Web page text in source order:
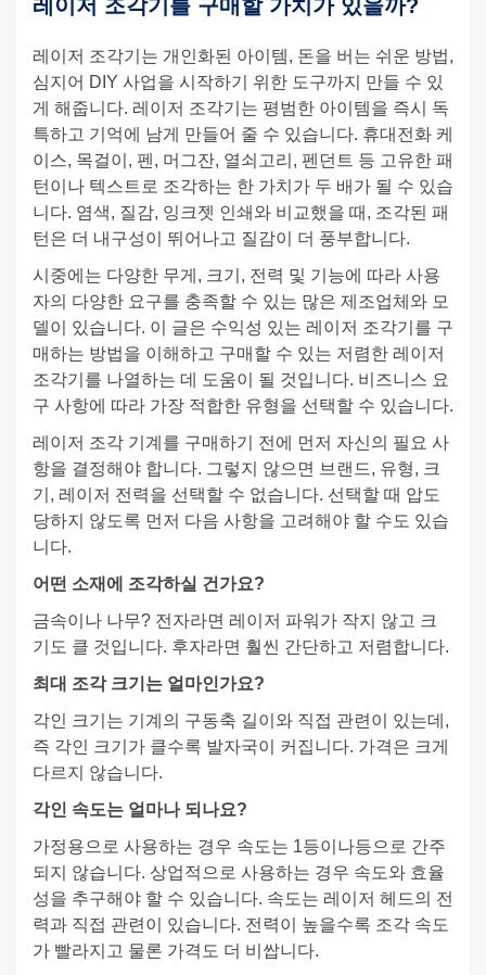
레이저 조각기를 구매할 가치가 있을까?
레이저 조각기는 개인화된 아이템, 돈을 버는 쉬운 방법,
심지어 DIY 사업을 시작하기 위한 도구까지 만들 수 있
게 해줍니다. 레이저 조각기는 평범한 아이템을 즉시 독
특하고 기억에 남게 만들어 줄 수 있습니다. 휴대전화 케
이스, 목걸이, 펜, 머그잔, 열쇠고리, 펜던트 등 고유한 패
턴이나 텍스트로 조각하는 한 가치가 두 배가 될 수 있습
니다. 염색, 질감, 잉크젯 인쇄와 비교했을 때, 조각된 패
턴은 더 내구성이 뛰어나고 질감이 더 풍부합니다.
시중에는 다양한 무게, 크기, 전력 및 기능에 따라 사용
자의 다양한 요구를 충족할 수 있는 많은 제조업체와 모
델이 있습니다. 이 글은 수익성 있는 레이저 조각기를 구
매하는 방법을 이해하고 구매할 수 있는 저렴한 레이저
조각기를 나열하는 데 도움이 될 것입니다. 비즈니스 요
구 사항에 따라 가장 적합한 유형을 선택할 수 있습니다.
레이저 조각 기계를 구매하기 전에 먼저 자신의 필요 사
항을 결정해야 합니다. 그렇지 않으면 브랜드, 유형, 크
기, 레이저 전력을 선택할 수 없습니다. 선택할 때 압도
당하지 않도록 먼저 다음 사항을 고려해야 할 수도 있습
니다.
어떤 소재에 조각하실 건가요?
금속이나 나무? 전자라면 레이저 파워가 작지 않고 크
기도 클 것입니다. 후자라면 훨씬 간단하고 저렴합니다.
최대 조각 크기는 얼마인가요?
각인 크기는 기계의 구동축 길이와 직접 관련이 있는데,
즉 각인 크기가 클수록 발자국이 커집니다. 가격은 크게
다르지 않습니다.
각인 속도는 얼마나 되나요?
가정용으로 사용하는 경우 속도는 1등이나등으로 간주
되지 않습니다. 상업적으로 사용하는 경우 속도와 효율
성을 추구해야 할 수 있습니다. 속도는 레이저 헤드의 전
력과 직접 관련이 있습니다. 전력이 높을수록 조각 속도
가 빨라지고 물론 가격도 더 비쌉니다.